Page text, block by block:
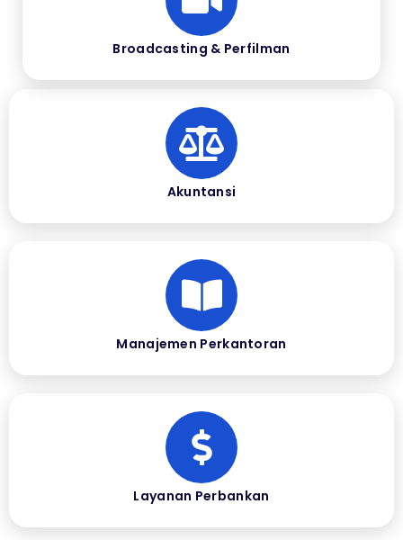
Broadcasting & Perfilman
Akuntansi
Manajemen Perkantoran
Layanan Perbankan